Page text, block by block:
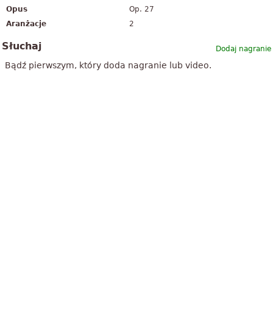
Opus
Op. 27
Aranżacje
2
Dodaj nagranie
Słuchaj
Bądź pierwszym, który doda nagranie lub video.